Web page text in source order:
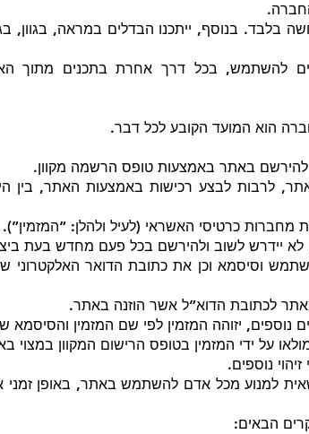
בלבד. בנוסף, ייתכנו הבדלים במראה, בגוון,
להשתמש, בכל דרך אחרת בתכנים מתוך
הוא המועד הקובע לכל דבר.
באתר באמצעות טופס הרשמה מקוון.
לרבות לבצע רכישות באמצעות האתר, בין
כרטיסי האשראי (לעיל ולהלן: “המזמין”).
לא יידרש לשוב ולהירשם בכל פעם מחדש בעת
וסיסמא וכן את כתובת הדואר האלקטרוני
לכתובת הדוא”ל אשר הוזנה באתר.
נוספים, יזוהה המזמין לפי שם המזמין והסיסמא
על ידי המזמין בטופס הרישום המקוון במצוי
נוספים.
למנוע מכל אדם להשתמש באתר, באופן זמני
הבאים: